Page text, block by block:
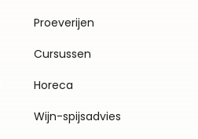
Proeverijen
Cursussen
Horeca
Wijn-spijsadvies